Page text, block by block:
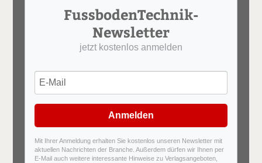
FussbodenTechnik-
Newsletter
jetzt kostenlos anmelden
Anmelden
Mit Ihrer Anmeldung erhalten Sie kostenlos unseren Newsletter mit
aktuellen Nachrichten der Branche. Außerdem dürfen wir Ihnen per
E-Mail auch weitere interessante Hinweise zu Verlagsangeboten,